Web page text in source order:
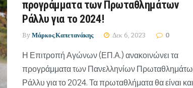
προγράμματα των Πρωταθλημάτων
Ράλλυ για το 2024!
By Μάρκος Καπετανάκης Δεκ 6, 2023 0
Η Επιτροπή Αγώνων (ΕΠ.Α.) ανακοινώνει τα
προγράμματα των Πανελληνίων
Ράλλυ για το 2024. Τα πρωταθλήματα θα είναι και